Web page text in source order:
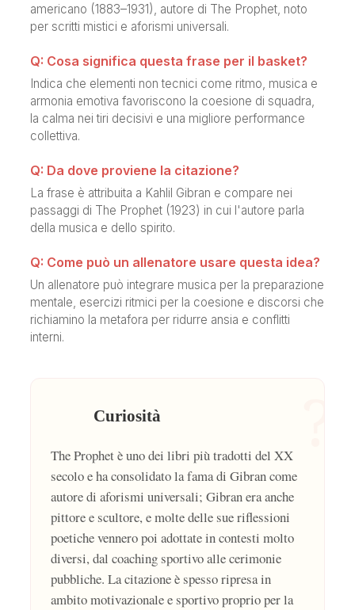
americano (1883–1931), autore di The Prophet, noto
per scritti mistici e aforismi universali.
Q: Cosa significa questa frase per il basket?
Indica che elementi non tecnici come ritmo, musica e
armonia emotiva favoriscono la coesione di squadra,
la calma nei tiri decisivi e una migliore performance
collettiva.
Q: Da dove proviene la citazione?
La frase è attribuita a Kahlil Gibran e compare nei
passaggi di The Prophet (1923) in cui l'autore parla
della musica e dello spirito.
Q: Come può un allenatore usare questa idea?
Un allenatore può integrare musica per la preparazione
mentale, esercizi ritmici per la coesione e discorsi che
richiamino la metafora per ridurre ansia e conflitti
interni.
Curiosità
The Prophet è uno dei libri più tradotti del XX
secolo e ha consolidato la fama di Gibran come
autore di aforismi universali; Gibran era anche
pittore e scultore, e molte delle sue riflessioni
poetiche vennero poi adottate in contesti molto
diversi, dal coaching sportivo alle cerimonie
pubbliche. La citazione è spesso ripresa in
ambito motivazionale e sportivo proprio per la